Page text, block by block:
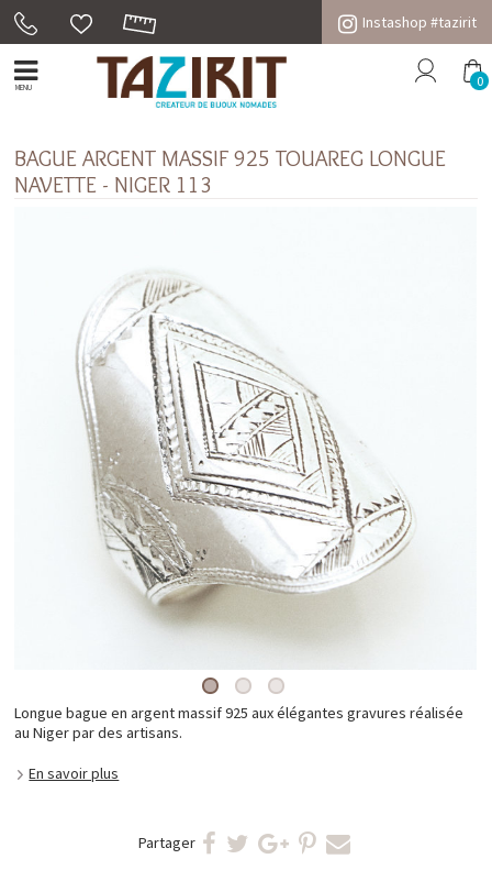
Instashop #tazirit
MENU 0
BAGUE ARGENT MASSIF 925 TOUAREG LONGUE
NAVETTE - NIGER 113
Longue bague en argent massif 925 aux élégantes gravures réalisée
au Niger par des artisans.
En savoir plus
Partager